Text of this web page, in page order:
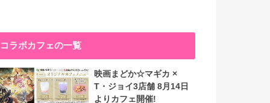
コラボカフェの一覧
映画まどか☆マギカ ×
T・ジョイ3店舗 8月14日
よりカフェ開催!